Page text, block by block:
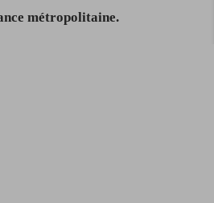
métropolitaine.